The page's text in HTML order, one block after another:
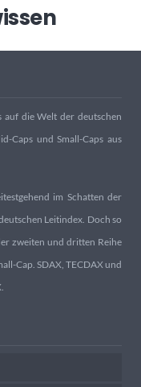
auf die Welt der deutschen
Caps und Small-Caps aus
im Schatten der
Leitindex. Doch so
zweiten und dritten Reihe
Cap. SDAX, TECDAX und